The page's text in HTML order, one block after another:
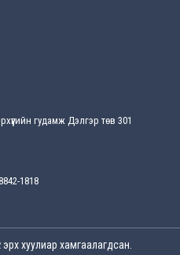
ажлаа үнэлж, хэрэгжилтээ
өвөлжилтийн бэлтгэл,
засаг “ноён”-ы
гудамж Дэлгэр төв 301
1818
эрх хуулиар хамгаалагдсан.